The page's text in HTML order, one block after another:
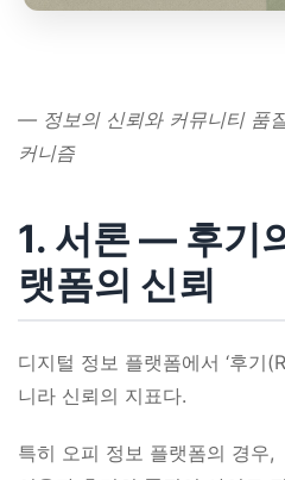
― 정보의 신뢰와 커뮤니티 품
커니즘
1. 서론 ― 후기
랫폼의 신뢰
디지털 정보 플랫폼에서 ‘후기
니라 신뢰의 지표다.
특히 오피 정보 플랫폼의 경우,